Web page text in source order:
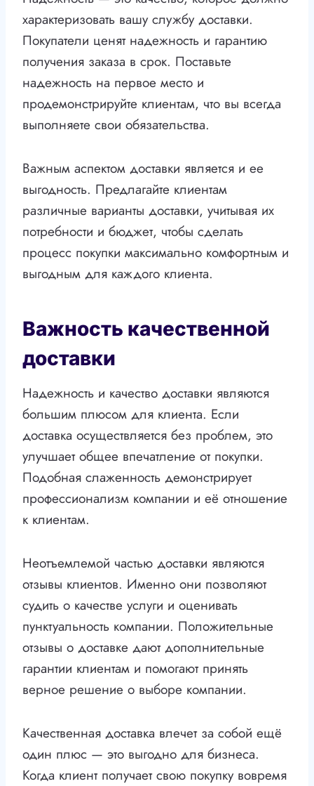
характеризовать вашу службу доставки.
Покупатели ценят надежность и гарантию
получения заказа в срок. Поставьте
надежность на первое место и
продемонстрируйте клиентам, что вы всегда
выполняете свои обязательства.
Важным аспектом доставки является и ее
выгодность. Предлагайте клиентам
различные варианты доставки, учитывая их
потребности и бюджет, чтобы сделать
процесс покупки максимально комфортным и
выгодным для каждого клиента.
Важность качественной
доставки
Надежность и качество доставки являются
большим плюсом для клиента. Если
доставка осуществляется без проблем, это
улучшает общее впечатление от покупки.
Подобная слаженность демонстрирует
профессионализм компании и её отношение
к клиентам.
Неотъемлемой частью доставки являются
отзывы клиентов. Именно они позволяют
судить о качестве услуги и оценивать
пунктуальность компании. Положительные
отзывы о доставке дают дополнительные
гарантии клиентам и помогают принять
верное решение о выборе компании.
Качественная доставка влечет за собой ещё
один плюс — это выгодно для бизнеса.
Когда клиент получает свою покупку вовремя